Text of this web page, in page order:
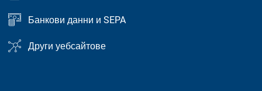
Банкови данни и SEPA
Други уебсайтове